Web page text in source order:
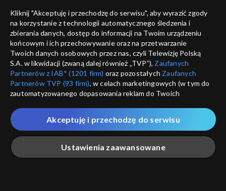
Rok w ogrodzie
22.07.2023
Rok w ogrodzie
15.07.2023
Rok w ogrodzie
08.07.2023
Rok w ogrodzie
01.07.2023
Kliknij "Akceptuję i przechodzę do serwisu", aby wyrazić zgody
na korzystanie z technologii automatycznego śledzenia i
zbierania danych, dostęp do informacji na Twoim urządzeniu
końcowym i ich przechowywanie oraz na przetwarzanie
Twoich danych osobowych przez nas, czyli Telewizję Polską
S.A. w likwidacji (zwaną dalej również „TVP”), Zaufanych
Partnerów z IAB* (1201 firm) oraz pozostałych Zaufanych
Partnerów TVP (93 firm), w celach marketingowych (w tym do
zautomatyzowanego dopasowania reklam do Twoich
które wskazujemy poniżej, a także zgody na udostępnianie
przez nas identyfikatora PPID do Google.
Twoje dane osobowe zbierane podczas odwiedzania przez
Ciebie naszych
poszczególnych serwisówzwanych dalej
„Portalem”, w tym informacje zapisywane za pomocą
Ustawienia zaawansowane
Akceptuję i przechodzę do serwisu